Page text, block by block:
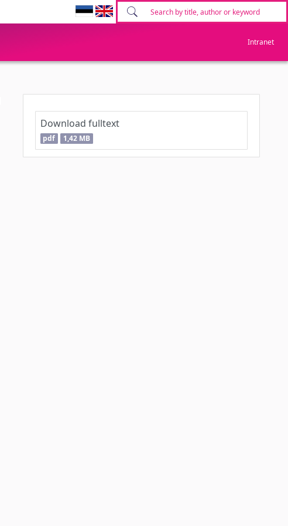
Intranet
Download fulltext
pdf 1,42 MB